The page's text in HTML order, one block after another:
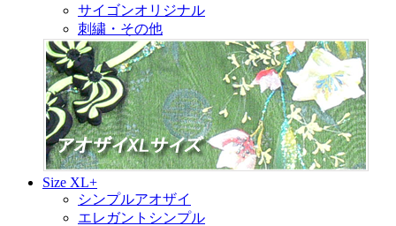
サイゴンオリジナル
刺繍・その他
Size XL+
シンプルアオザイ
エレガントシンプル